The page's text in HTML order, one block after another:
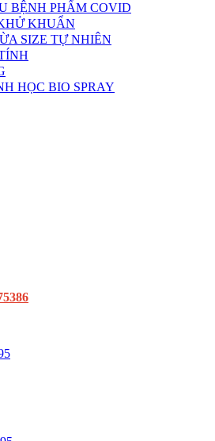
BỆNH PHẨM COVID
KHUẨN
SIZE TỰ NHIÊN
HỌC BIO SPRAY